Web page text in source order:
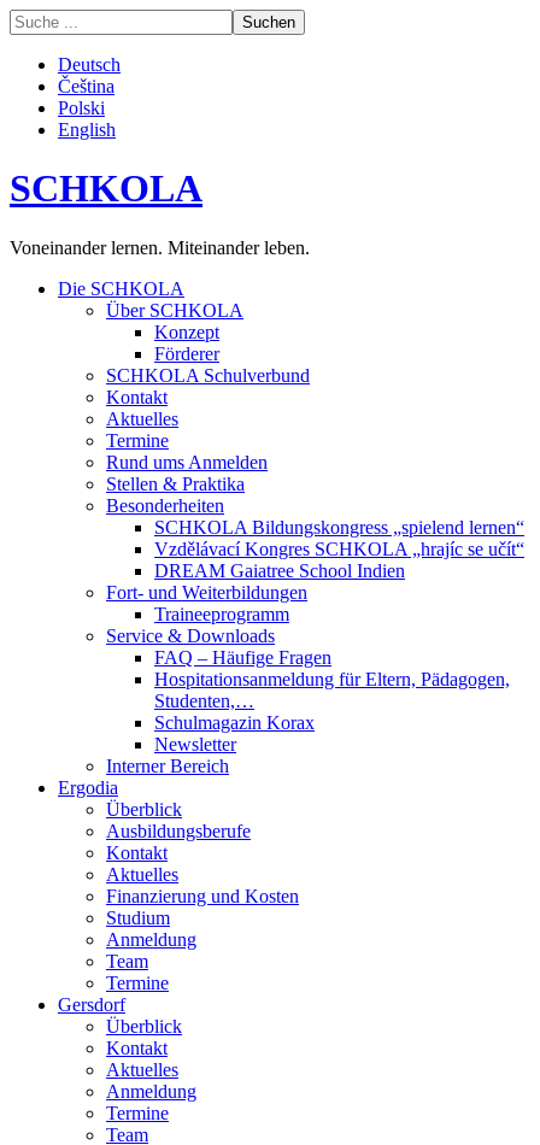
Deutsch
Čeština
Polski
English
SCHKOLA
Voneinander lernen. Miteinander leben.
Die SCHKOLA
Über SCHKOLA
Konzept
Förderer
SCHKOLA Schulverbund
Kontakt
Aktuelles
Termine
Rund ums Anmelden
Stellen & Praktika
Besonderheiten
SCHKOLA Bildungskongress „spielend lernen“
Vzdělávací Kongres SCHKOLA „hrajíc se učít“
DREAM Gaiatree School Indien
Fort- und Weiterbildungen
Traineeprogramm
Service & Downloads
FAQ – Häufige Fragen
Hospitationsanmeldung für Eltern, Pädagogen,
Studenten,…
Schulmagazin Korax
Newsletter
Interner Bereich
Ergodia
Überblick
Ausbildungsberufe
Kontakt
Aktuelles
Finanzierung und Kosten
Studium
Anmeldung
Team
Termine
Gersdorf
Überblick
Kontakt
Aktuelles
Anmeldung
Termine
Team